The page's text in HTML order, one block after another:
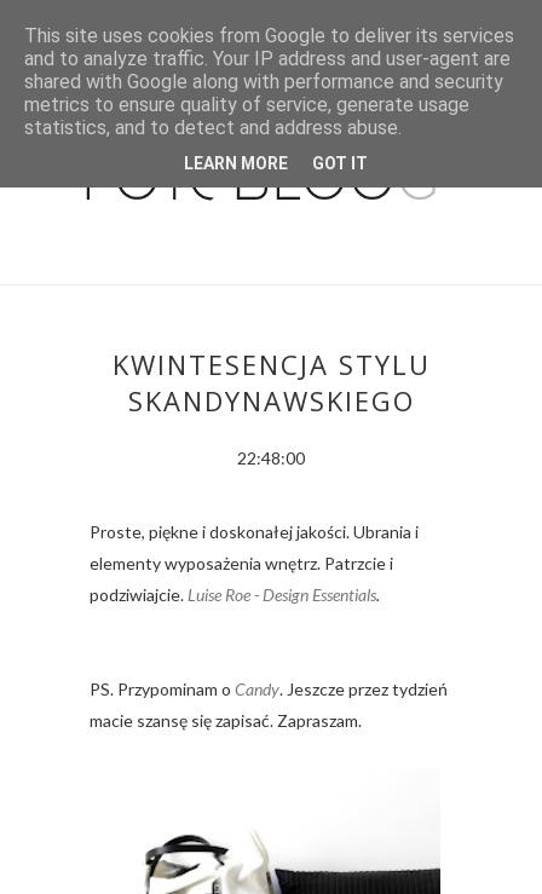
KWINTESENCJA STYLU
SKANDYNAWSKIEGO
22:48:00
Proste, piękne i doskonałej jakości. Ubrania i
elementy wyposażenia wnętrz. Patrzcie i
podziwiajcie. Luise Roe - Design Essentials.
PS. Przypominam o Candy. Jeszcze przez tydzień
macie szansę się zapisać. Zapraszam.
This site uses cookies from Google to deliver its services
and to analyze traffic. Your IP address and user-agent are
shared with Google along with performance and security
metrics to ensure quality of service, generate usage
statistics, and to detect and address abuse.
LEARN MORE GOT IT